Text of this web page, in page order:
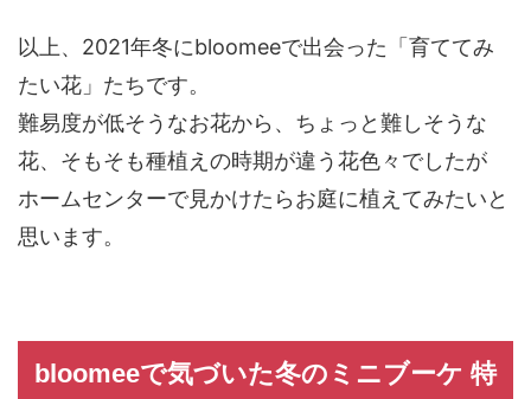
以上、2021年冬にbloomeeで出会った「育ててみ
たい花」たちです。
難易度が低そうなお花から、ちょっと難しそうな
花、そもそも種植えの時期が違う花色々でしたが
ホームセンターで見かけたらお庭に植えてみたいと
思います。
bloomeeで気づいた冬のミニブーケ 特